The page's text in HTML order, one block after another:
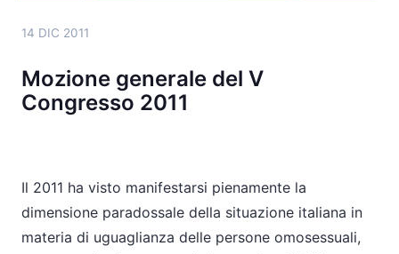
14 DIC 2011
Mozione generale del V
Congresso 2011
Il 2011 ha visto manifestarsi pienamente la
dimensione paradossale della situazione italiana in
materia di uguaglianza delle persone omosessuali,